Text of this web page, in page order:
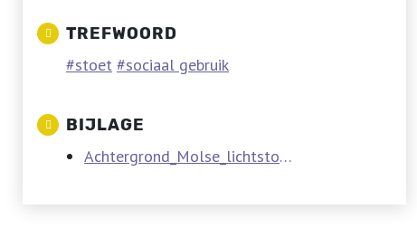
TREFWOORD
stoet sociaal gebruik
BIJLAGE
Achtergrond_Molse_lichtstoeten.pdf